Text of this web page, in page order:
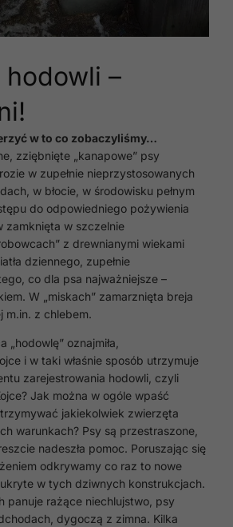
–
w to co zobaczyliśmy…
zziębnięte „kanapowe” psy
w zupełnie nieprzystosowanych
w błocie, w środowisku pełnym
do odpowiedniego pożywienia
zamknięta w szczelnie
z drewnianymi wiekami
dziennego, zupełnie
co dla psa najważniejsze –
W „miskach” zamarznięta breja
m.in. z chlebem.
oznajmiła,
i w taki właśnie sposób utrzymuje
zarejestrowania hodowli, czyli
Jak można w ogóle wpaść
jakiekolwiek zwierzęta
warunkach? Psy są przestraszone,
nadeszła pomoc. Poruszając się
odkrywamy co raz to nowe
ukryte w tych dziwnych konstrukcjach.
panuje rażące niechlujstwo, psy
dygoczą z zimna. Kilka